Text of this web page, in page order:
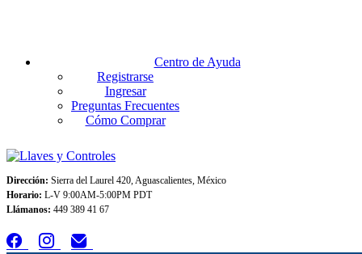
Centro de Ayuda
Registrarse
Ingresar
Preguntas Frecuentes
Cómo Comprar
Dirección: Sierra del Laurel 420, Aguascalientes, México
Horario: L-V 9:00AM-5:00PM PDT
Llámanos: 449 389 41 67